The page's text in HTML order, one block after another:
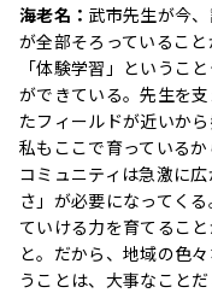
海老名： 武市先生が今
が全部そろっているこ
「体験学習」というこ
ができている。先生を
たフィールドが近いか
私もここで育っている
コミュニティは急激に
さ」が必要になってく
ていける力を育てるこ
と。だから、地域の色
うことは、大事なことだ